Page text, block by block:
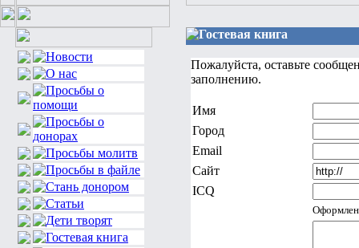
Гостевая книга
Пожалуйста, оставьте
заполнению.
Имя
Город
Email
Сайт
ICQ